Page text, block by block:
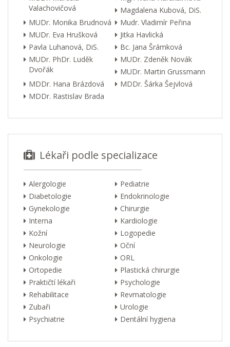
Valachovičová
Magdalena Kubová, DiS.
MUDr. Monika Brudnová
Mudr. Vladimír Peřina
MUDr. Eva Hrušková
Jitka Havlická
Pavla Luhanová, DiS.
Bc. Jana Šrámková
MUDr. PhDr. Luděk
Dvořák
MUDr. Zdeněk Novák
MUDr. Martin Grussmann
MDDr. Hana Brázdová
MDDr. Šárka Šejvlová
MDDr. Rastislav Brada
Lékaři podle specializace
Alergologie
Pediatrie
Diabetologie
Endokrinologie
Gynekologie
Chirurgie
Interna
Kardiologie
Kožní
Logopedie
Neurologie
Oční
Onkologie
ORL
Ortopedie
Plastická chirurgie
Praktičtí lékaři
Psychologie
Rehabilitace
Revmatologie
Zubaři
Urologie
Psychiatrie
Dentální hygiena